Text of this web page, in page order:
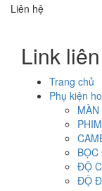
Liên hệ
Link
Trang chủ
Phụ kiện
MÀN
BỌC
ĐỘ
ĐỘ